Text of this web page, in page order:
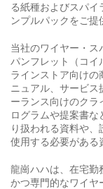
る紙種およびスパ
ンプルパックをご提
当社のワイヤー・ス
パンフレット（コイ
ラインストア向けの
ニュアル、サービス
ーランス向けのク
ログラムや提案書
り扱われる資料や
使用する必要がある
龍崗ハハは、在宅勤
かつ専門的なワイヤ